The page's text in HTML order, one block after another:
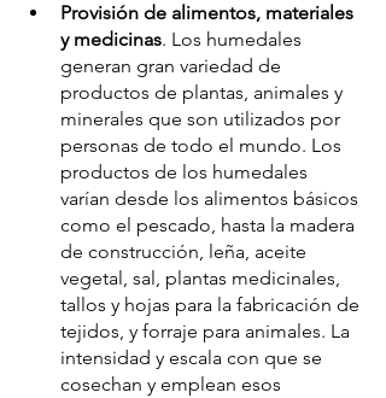
Provisión de alimentos, materiales
y medicinas. Los humedales
generan gran variedad de
productos de plantas, animales y
minerales que son utilizados por
personas de todo el mundo. Los
productos de los humedales
varían desde los alimentos básicos
como el pescado, hasta la madera
de construcción, leña, aceite
vegetal, sal, plantas medicinales,
tallos y hojas para la fabricación de
tejidos, y forraje para animales. La
intensidad y escala con que se
cosechan y emplean esos